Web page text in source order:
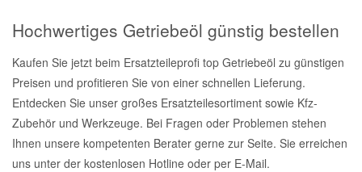
Hochwertiges Getriebeöl günstig bestellen
Kaufen Sie jetzt beim Ersatzteileprofi top Getriebeöl zu günstigen
Preisen und profitieren Sie von einer schnellen Lieferung.
Entdecken Sie unser großes Ersatzteilesortiment sowie Kfz-
Zubehör und Werkzeuge. Bei Fragen oder Problemen stehen
Ihnen unsere kompetenten Berater gerne zur Seite. Sie erreichen
uns unter der kostenlosen Hotline oder per E-Mail.